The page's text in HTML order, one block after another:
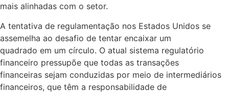
mais alinhadas com o setor.
A tentativa de regulamentação nos Estados Unidos se
assemelha ao desafio de tentar encaixar um
quadrado em um círculo. O atual sistema regulatório
financeiro pressupõe que todas as transações
financeiras sejam conduzidas por meio de intermediários
financeiros, que têm a responsabilidade de